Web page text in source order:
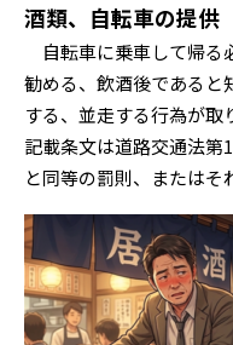
酒類、自転車の提供
自転車に乗車して帰る
勧める、飲酒後であると
する、並走する行為が取
記載条文は道路交通法第
と同等の罰則、またはそ